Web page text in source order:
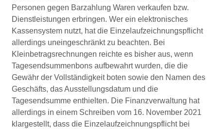
Personen gegen Barzahlung Waren verkaufen bzw.
Dienstleistungen erbringen. Wer ein elektronisches
Kassensystem nutzt, hat die Einzelaufzeichnungspflicht
allerdings uneingeschränkt zu beachten. Bei
Kleinbetragsrechnungen reichte es bisher aus, wenn
Tagesendsummenbons aufbewahrt wurden, die die
Gewähr der Vollständigkeit boten sowie den Namen des
Geschäfts, das Ausstellungsdatum und die
Tagesendsumme enthielten. Die Finanzverwaltung hat
allerdings in einem Schreiben vom 16. November 2021
klargestellt, dass die Einzelaufzeichnungspflicht bei